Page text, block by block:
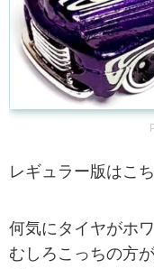
レギュラー版はこち
何気にタイヤがホ
むしろこっちの方